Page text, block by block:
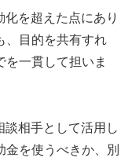
を超えた点にあり
、目的を共有すれ
を一貫して担いま
相手として活用し
を使うべきか、別